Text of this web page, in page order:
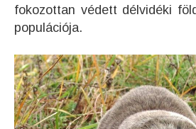
fokozottan védett délvidéki
populációja.